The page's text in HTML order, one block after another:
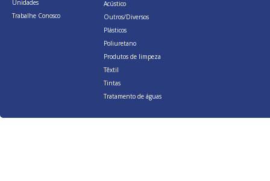
Unidades
Trabalhe Conosco
Acústico
Outros/Diversos
Plásticos
Poliuretano
Produtos de limpeza
Têxtil
Tintas
Tratamento de águas